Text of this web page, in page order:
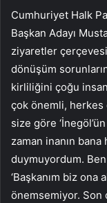
Cumhuriyet Halk
Başkan Adayı
ziyaretler
dönüşüm
kirliliğini çoğu
çok önemli, herkes
size göre
zaman inanın
duymuyordum. Ben
‘Başkanım biz ona
önemsemiyor. Son